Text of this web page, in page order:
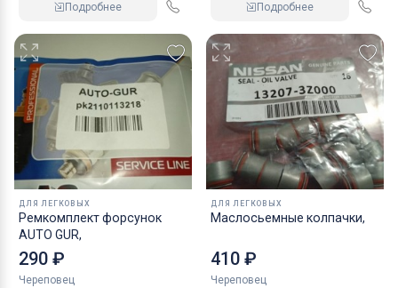
Подробнее Подробнее
ДЛЯ ЛЕГКОВЫХ
Ремкомплект форсунок
AUTO GUR,
290 ₽
Череповец
ДЛЯ ЛЕГКОВЫХ
Маслосьемные колпачки,
410 ₽
Череповец